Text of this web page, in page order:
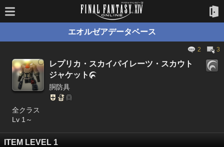
エオルゼアデータベース
2 3
レプリカ・スカイパイレーツ・スカウト
ジャケット
胴防具
全クラス
Lv 1～
ITEM LEVEL 1